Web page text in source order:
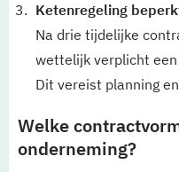
Ketenregeling
Na drie tijdelijke
wettelijk verplicht
Dit vereist planning
Welke
onderneming?